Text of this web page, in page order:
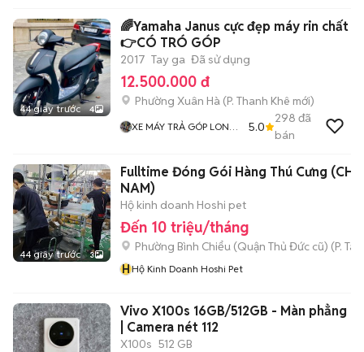
44 giây trước 4
🌈Yamaha Janus cực đẹp máy rin chất
👉CÓ TRÓ GÓP
2017 Tay ga Đã sử dụng
12.500.000 đ
Phường Xuân Hà (P. Thanh Khê mới)
XE MÁY TRẢ GÓP LONG
5.0
298 đã
bán
44 giây trước 3
Fulltime Đóng Gói Hàng Thú Cưng (CHỈ
NAM)
Hộ kinh doanh Hoshi pet
Đến 10 triệu/tháng
Phường Bình Chiểu (Quận Thủ Đức cũ) (P.
HHộ Kinh Doanh Hoshi Pet
Vivo X100s 16GB/512GB - Màn phẳng
| Camera nét 112
X100s 512 GB